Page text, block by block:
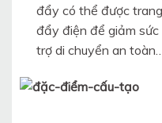
đẩy có thể được
đẩy điện để giảm
trợ di chuyển an